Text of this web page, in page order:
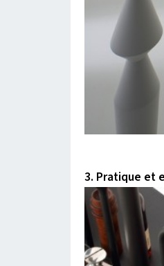
3. Pratique et